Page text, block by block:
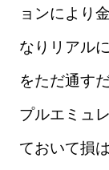
ョンにより
なりリアル
をただ通す
プルエミュ
ておいて損